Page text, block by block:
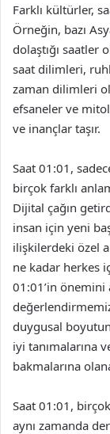
Farklı kültürler,
Örneğin, bazı
dolaştığı saatler
saat dilimleri,
zaman dilimleri
efsaneler ve
ve inançlar taşır.
Saat 01:01,
birçok farklı
Dijital çağın
insan için yeni
ilişkilerdeki özel
ne kadar herkes
01:01’in önemini
duygusal
iyi tanımalarına
bakmalarına
Saat 01:01,
aynı zamanda